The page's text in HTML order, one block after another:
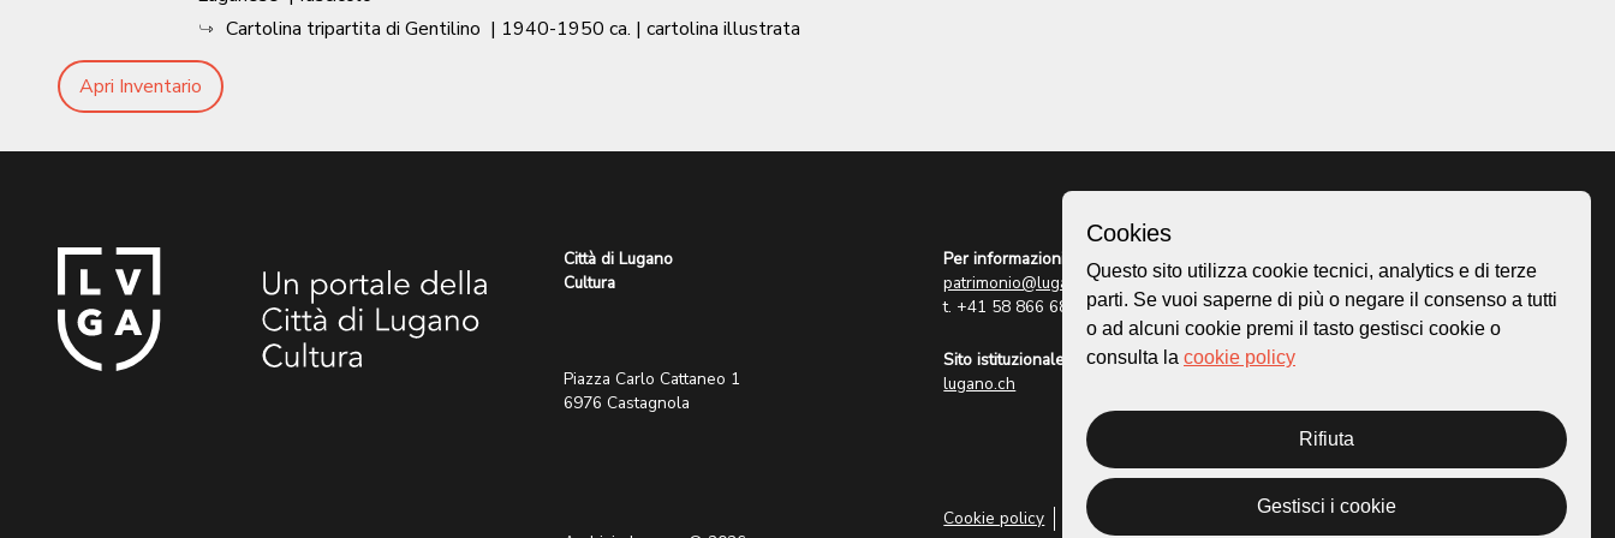
Cartolina tripartita di Gentilino | 1940-1950 ca. | cartolina illustrata
Apri Inventario
Città di Lugano
Cultura
Piazza Carlo Cattaneo 1
6976 Castagnola
Per informazioni:
patrimonio@lugano.ch
t. +41 58 866 68 50
Sito istituzionale:
lugano.ch
Cookie policy Privacy Policy
Homepage
Mappa
Storie
Cookies
Questo sito utilizza cookie tecnici, analytics e di terze
parti. Se vuoi saperne di più o negare il consenso a tutti
o ad alcuni cookie premi il tasto gestisci cookie o
consulta la cookie policy
Rifiuta
Gestisci i cookie